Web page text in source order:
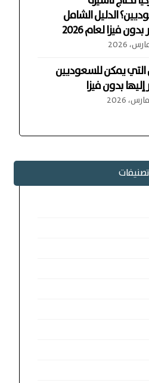
الدليل الشامل
فيزا لعام 2026
التي يمكن للسعوديين
بدون فيزا
تصنيفات